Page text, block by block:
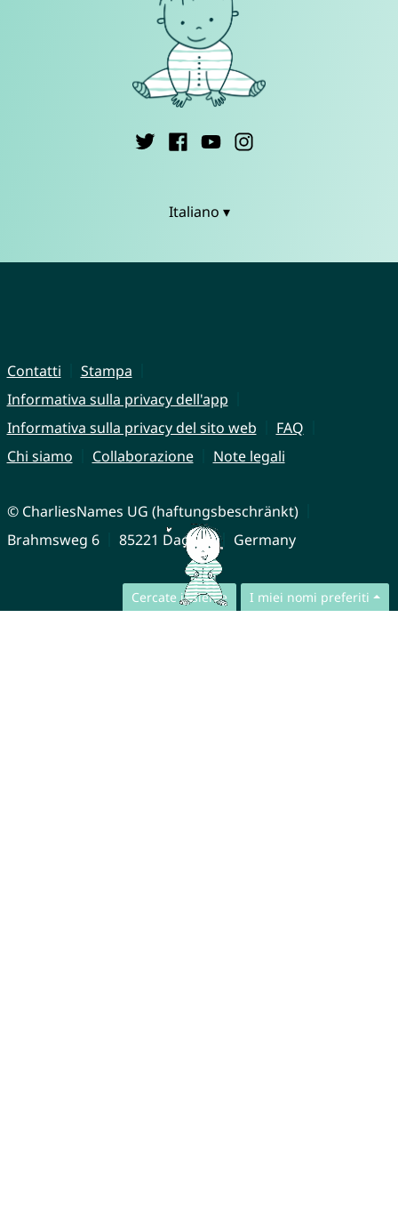
Cercate insieme I miei nomi preferiti
Italiano ▾
Contatti
Stampa
Informativa sulla privacy dell'app
Informativa sulla privacy del sito web
FAQ
Chi siamo
Collaborazione Note legali
© CharliesNames UG (haftungsbeschränkt)
Brahmsweg 6
85221 Dachau Germany